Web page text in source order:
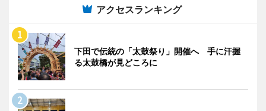
アクセスランキング
下田で伝統の「太鼓祭り」開催へ 手に汗握
る太鼓橋が見どころに